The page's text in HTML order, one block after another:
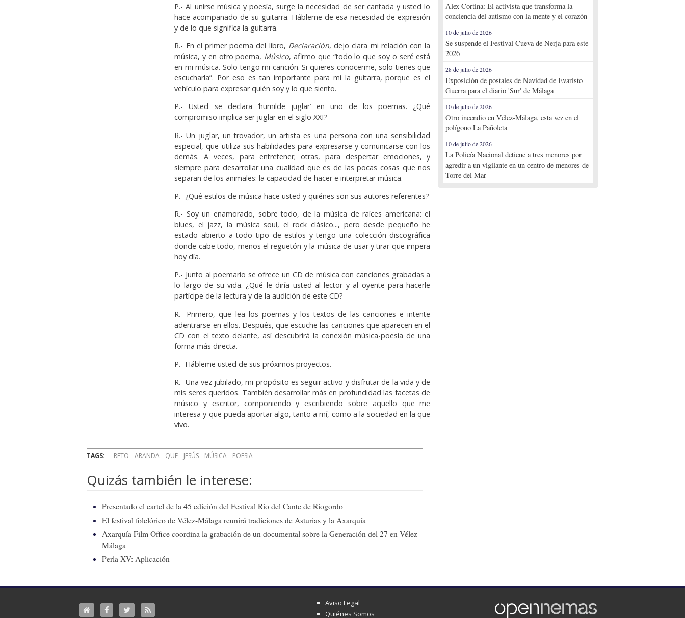
P.- Al unirse música y poesía, surge la necesidad de ser cantada y usted lo
hace acompañado de su guitarra. Hábleme de esa necesidad de expresión
y de lo que significa la guitarra.
R.- En el primer poema del libro, Declaración, dejo clara mi relación con la
música, y en otro poema, Músico, afirmo que “todo lo que soy o seré está
en mi música. Solo tengo mi canción. Si quieres conocerme, solo tienes que
escucharla”. Por eso es tan importante para mí la guitarra, porque es el
vehículo para expresar quién soy y lo que siento.
P.- Usted se declara ‘humilde juglar’ en uno de los poemas. ¿Qué
compromiso implica ser juglar en el siglo XXI?
R.- Un juglar, un trovador, un artista es una persona con una sensibilidad
especial, que utiliza sus habilidades para expresarse y comunicarse con los
demás. A veces, para entretener; otras, para despertar emociones, y
siempre para desarrollar una cualidad que es de las pocas cosas que nos
separan de los animales: la capacidad de hacer e interpretar música.
P.- ¿Qué estilos de música hace usted y quiénes son sus autores referentes?
R.- Soy un enamorado, sobre todo, de la música de raíces americana: el
blues, el jazz, la música soul, el rock clásico..., pero desde pequeño he
estado abierto a todo tipo de estilos y tengo una colección discográfica
donde cabe todo, menos el reguetón y la música de usar y tirar que impera
hoy día.
P.- Junto al poemario se ofrece un CD de música con canciones grabadas a
lo largo de su vida. ¿Qué le diría usted al lector y al oyente para hacerle
partícipe de la lectura y de la audición de este CD?
R.- Primero, que lea los poemas y los textos de las canciones e intente
adentrarse en ellos. Después, que escuche las canciones que aparecen en el
CD con el texto delante, así descubrirá la conexión música-poesía de una
forma más directa.
P.- Hábleme usted de sus próximos proyectos.
R.- Una vez jubilado, mi propósito es seguir activo y disfrutar de la vida y de
mis seres queridos. También desarrollar más en profundidad las facetas de
músico y escritor, componiendo y escribiendo sobre aquello que me
interesa y que pueda aportar algo, tanto a mí, como a la sociedad en la que
vivo.
TAGS: RETO ARANDA QUE JESÚS MÚSICA POESIA
Quizás también le interese:
Presentado el cartel de la 45 edición del Festival Rio del Cante de Riogordo
El festival folclórico de Vélez-Málaga reunirá tradiciones de Asturias y la Axarquía
Axarquía Film Office coordina la grabación de un documental sobre la Generación del 27 en Vélez-
Málaga
Perla XV: Aplicación
Alex Cortina: El activista que transforma la
conciencia del autismo con la mente y el corazón
10 de julio de 2026
Se suspende el Festival Cueva de Nerja para este
2026
28 de julio de 2026
Exposición de postales de Navidad de Evaristo
Guerra para el diario 'Sur' de Málaga
10 de julio de 2026
Otro incendio en Vélez-Málaga, esta vez en el
polígono La Pañoleta
10 de julio de 2026
La Policía Nacional detiene a tres menores por
agredir a un vigilante en un centro de menores de
Torre del Mar
Aviso Legal
Quiénes Somos